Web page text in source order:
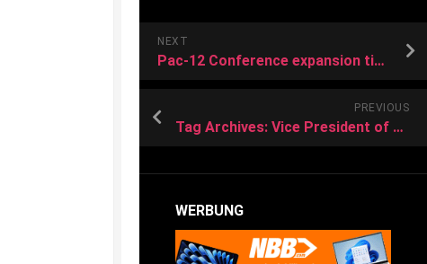
NEXT
Pac-12 Conference expansion timeline through the years after wild MWC movement
PREVIOUS
Tag Archives: Vice President of Group Tax
WERBUNG